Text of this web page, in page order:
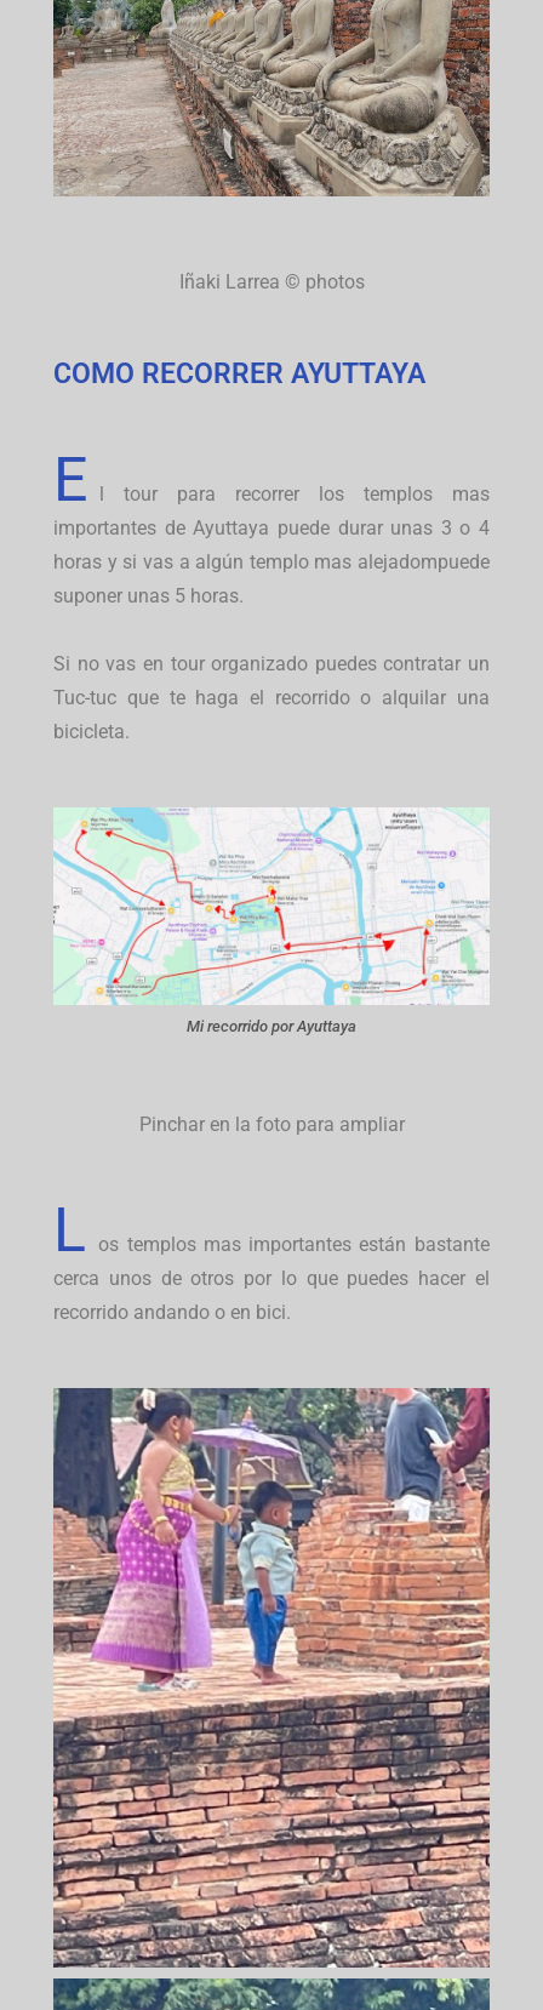
Iñaki Larrea © photos
COMO RECORRER AYUTTAYA
E
l tour para recorrer los templos mas
importantes de Ayuttaya puede durar unas 3 o 4
horas y si vas a algún templo mas alejadompuede
suponer unas 5 horas.
Si no vas en tour organizado puedes contratar un
Tuc-tuc que te haga el recorrido o alquilar una
bicicleta.
Mi recorrido por Ayuttaya
Pinchar en la foto para ampliar
L
os templos mas importantes están bastante
cerca unos de otros por lo que puedes hacer el
recorrido andando o en bici.